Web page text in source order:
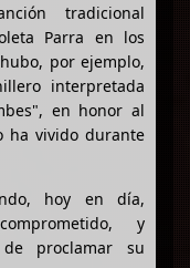
tradicional
Parra en los
por ejemplo,
interpretada
en honor al
ha vivido durante
hoy en día,
y
proclamar su